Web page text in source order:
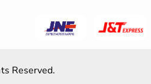
Reserved.